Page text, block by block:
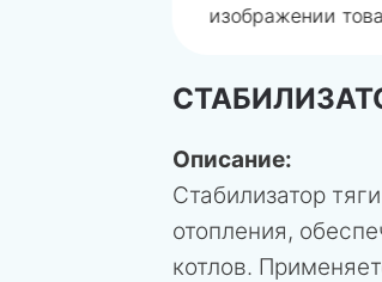
изображении
Описание:
Стабилизатор
отопления,
котлов.